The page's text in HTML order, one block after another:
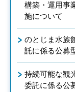
構築・運用事
施について
のとじま水族
託に係る公募
持続可能な観
委託に係る公